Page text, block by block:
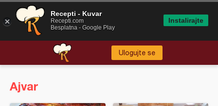
Ulogujte se
Ajvar
Recepti - Kuvar
Recepti.com
Besplatna - Google Play
Instalirajte